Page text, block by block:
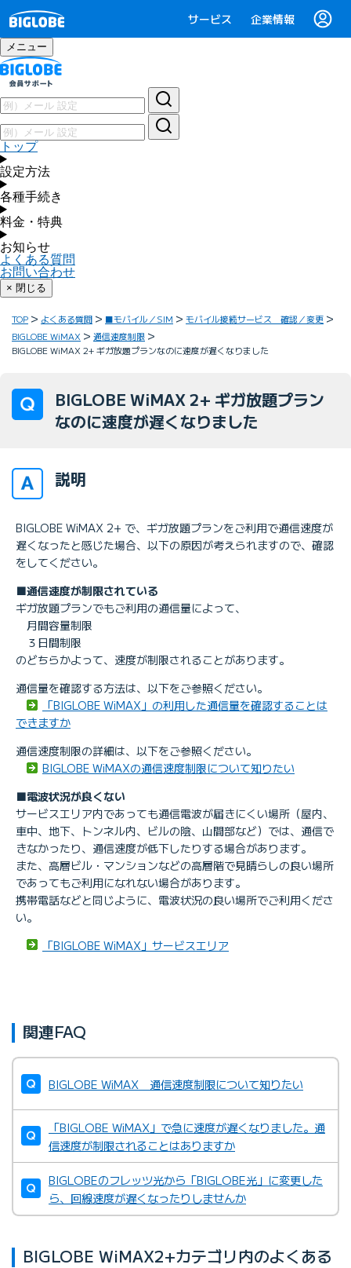
サービス 企業情報
メニュー
トップ
設定方法
各種手続き
料金・特典
お知らせ
よくある質問
お問い合わせ
× 閉じる
TOP よくある質問 ■モバイル／SIM
モバイル接続サービス 確認／変更
BIGLOBE WiMAX
通信速度制限
BIGLOBE WiMAX 2+ ギガ放題プランなのに速度が遅くなりました
BIGLOBE WiMAX 2+ ギガ放題プラン
なのに速度が遅くなりました
説明
BIGLOBE WiMAX 2+ で、ギガ放題プランをご利用で通信速度が
遅くなったと感じた場合、以下の原因が考えられますので、確認
をしてください。
■通信速度が制限されている
ギガ放題プランでもご利用の通信量によって、
月間容量制限
３日間制限
のどちらかよって、速度が制限されることがあります。
通信量を確認する方法は、以下をご参照ください。
「BIGLOBE WiMAX」の利用した通信量を確認することは
できますか
通信速度制限の詳細は、以下をご参照ください。
BIGLOBE WiMAXの通信速度制限について知りたい
■電波状況が良くない
サービスエリア内であっても通信電波が届きにくい場所（屋内、
車中、地下、トンネル内、ビルの陰、山間部など）では、通信で
きなかったり、通信速度が低下したりする場合があります。
また、高層ビル・マンションなどの高層階で見晴らしの良い場所
であってもご利用になれない場合があります。
携帯電話などと同じように、電波状況の良い場所でご利用くださ
い。
「BIGLOBE WiMAX」サービスエリア
関連FAQ
BIGLOBE WiMAX 通信速度制限について知りたい
「BIGLOBE WiMAX」で急に速度が遅くなりました。通
信速度が制限されることはありますか
BIGLOBEのフレッツ光から「BIGLOBE光」に変更した
ら、回線速度が遅くなったりしませんか
BIGLOBE WiMAX2+カテゴリ内のよくある